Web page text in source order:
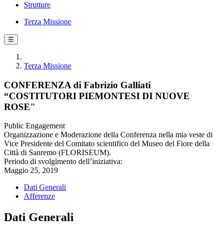
Strutture
Terza Missione
☰
Terza Missione
CONFERENZA di Fabrizio Galliati
“COSTITUTORI PIEMONTESI DI NUOVE
ROSE"
Public Engagement
Organizzazione e Moderazione della Conferenza nella mia veste di
Vice Presidente del Comitato scientifico del Museo del Fiore della
Città di Sanremo (FLORISEUM).
Periodo di svolgimento dell’iniziativa:
Maggio 25, 2019
Dati Generali
Afferenze
Dati Generali